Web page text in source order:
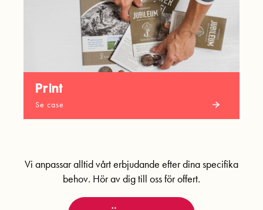
Print
Se case
Vi anpassar alltid vårt erbjudande efter dina specifika
behov. Hör av dig till oss för offert.